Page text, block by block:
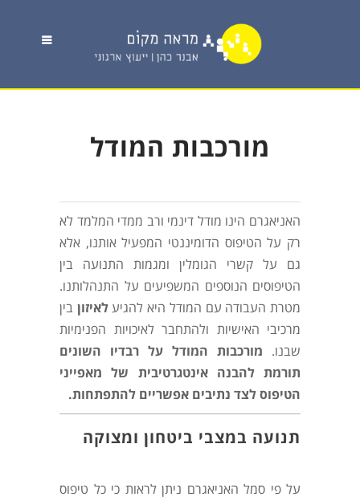
מורכבות המודל
האניאגרם הינו מודל דינמי ורב ממדי המלמד לא
רק על הטיפוס הדומיננטי המפעיל אותנו, אלא
גם על קשרי הגומלין ומגמות התנועה בין
הטיפוסים הנוספים המשפיעים על התנהלותנו.
מטרת העבודה עם המודל היא להגיעלאיזון בין
מרכיבי האישיות ולהתחבר לאיכויות הפנימיות
שבנו. מורכבות המודל על רבדיו השונים
תורמת להבנה אינטגרטיבית של מאפייני
הטיפוס לצד נתיבים אפשריים להתפתחות.
תנועה במצבי ביטחון ומצוקה
על פי סמל האניאגרם ניתן לראות כי כל טיפוס